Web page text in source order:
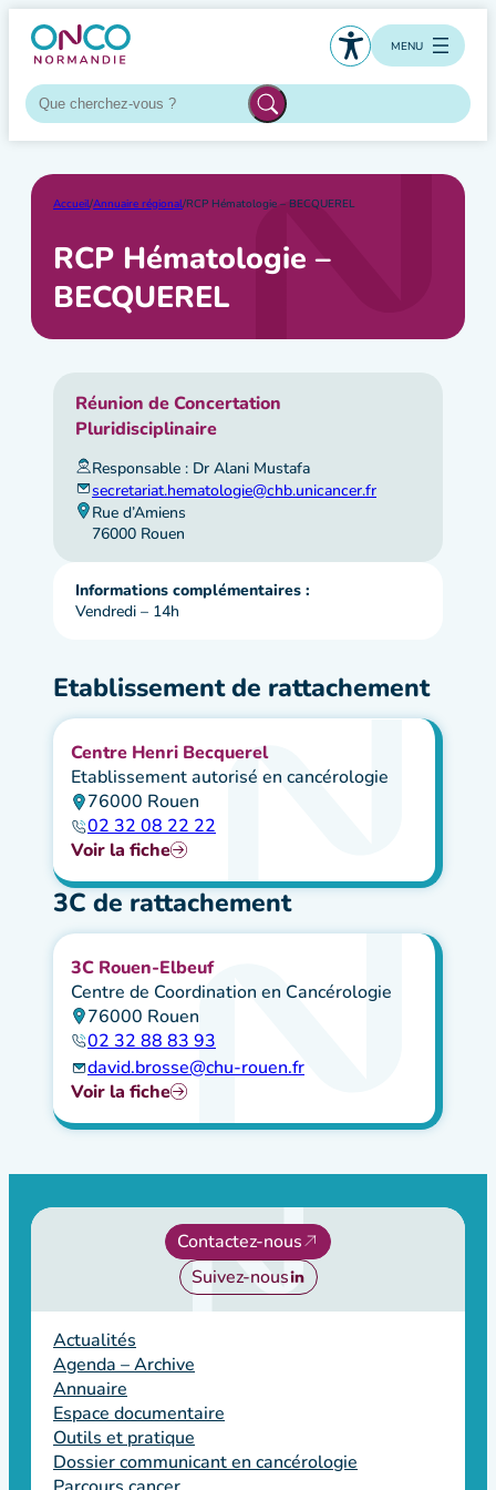
Aller
contenu
MENU
Accueil/Annuaire régional/RCP Hématologie – BECQUEREL
RCP Hématologie –
BECQUEREL
Réunion de Concertation
Pluridisciplinaire
Responsable : Dr Alani Mustafa
secretariat.hematologie@chb.unicancer.fr
Rue d’Amiens
76000 Rouen
Informations complémentaires :
Vendredi – 14h
Etablissement de rattachement
Centre Henri Becquerel
Etablissement autorisé en cancérologie
76000 Rouen
02 32 08 22 22
Voir la fiche
3C de rattachement
3C Rouen-Elbeuf
Centre de Coordination en Cancérologie
76000 Rouen
02 32 88 83 93
david.brosse@chu-rouen.fr
Voir la fiche
Contactez-nous
Suivez-nous
Actualités
Agenda – Archive
Annuaire
Espace documentaire
Outils et pratique
Dossier communicant en cancérologie